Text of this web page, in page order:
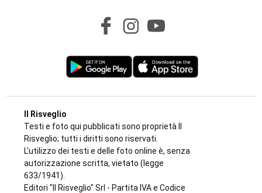
Il Risveglio
Testi e foto qui pubblicati sono proprietà Il
Risveglio; tutti i diritti sono riservati.
L'utilizzo dei testi e delle foto online è, senza
autorizzazione scritta, vietato (legge
633/1941).
Editori "Il Risveglio" Srl - Partita IVA e Codice